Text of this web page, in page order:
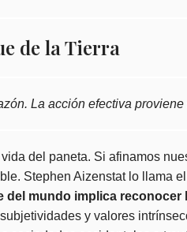
de la Tierra
La acción efectiva
del paneta. Si afinamos
Stephen Aizenstatlo llama el
del mundo implica
y valores